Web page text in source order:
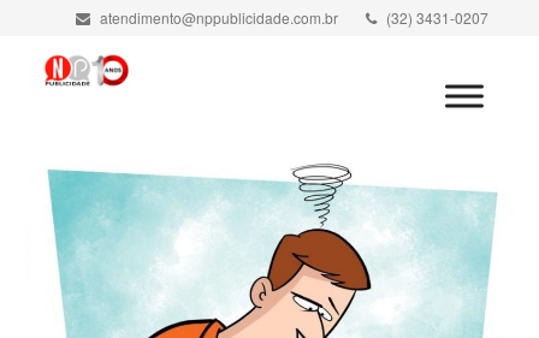
atendimento@nppublicidade.com.br
(32) 3431-0207